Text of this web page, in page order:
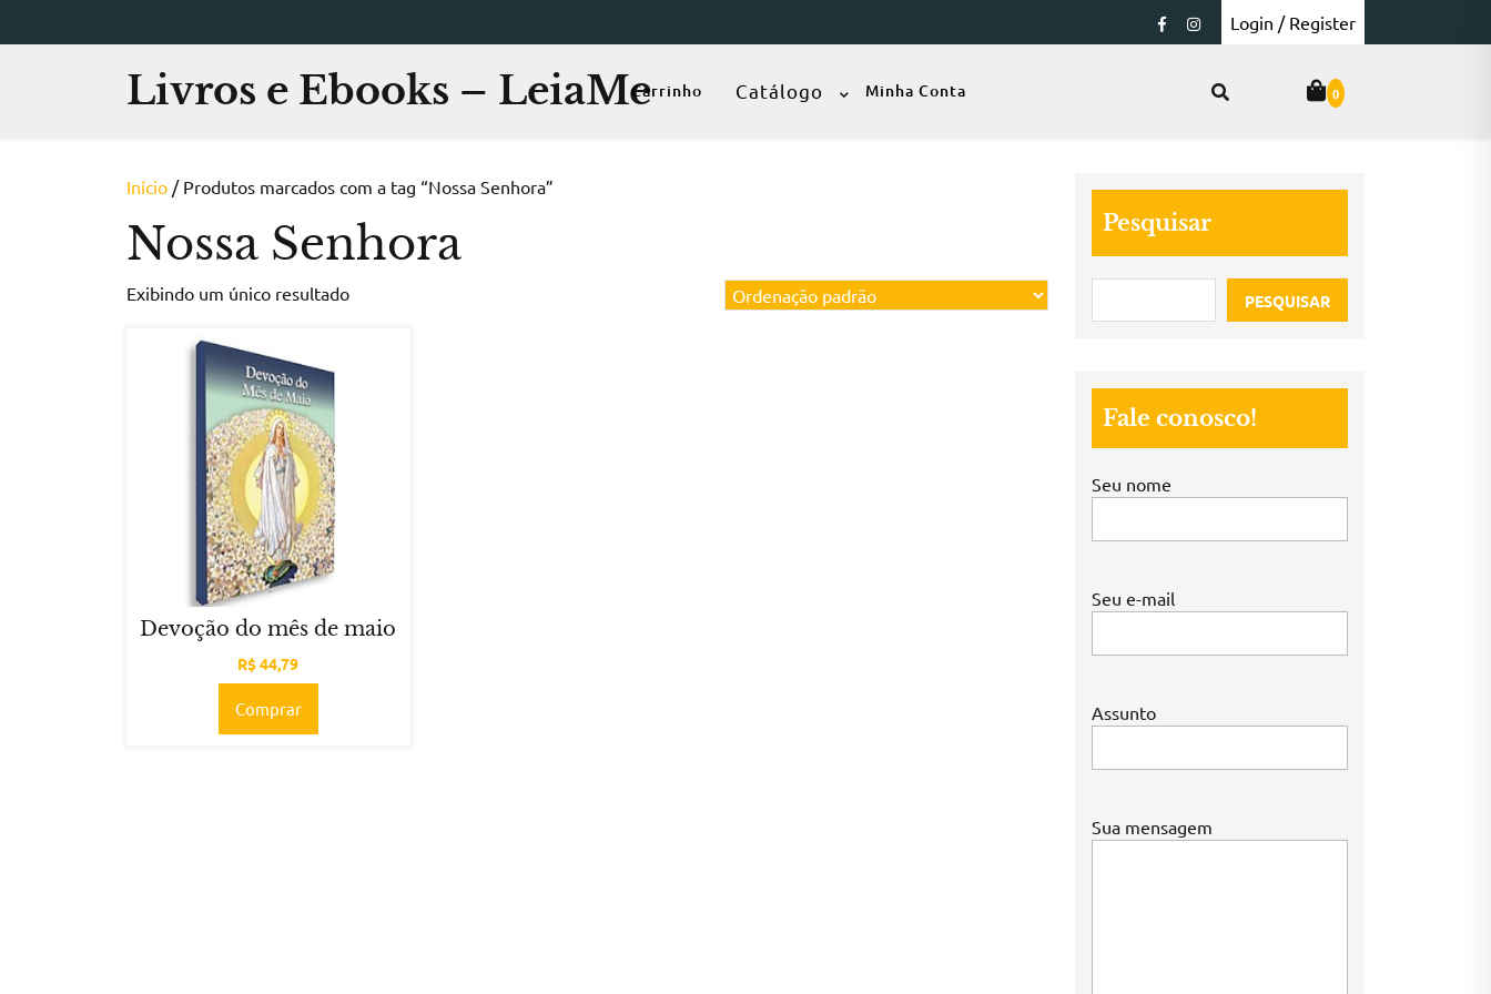
to
Login / Register
Livros e Ebooks – LeiaMeCarrinho Catálogo Minha Conta 0
Início / Produtos marcados com a tag “Nossa Senhora”
Nossa Senhora
Exibindo um único resultado
Devoção do mês de maio
R$44,79
Comprar
Pesquisar
PESQUISAR
Fale conosco!
Seu nome
Seu e-mail
Assunto
Sua mensagem